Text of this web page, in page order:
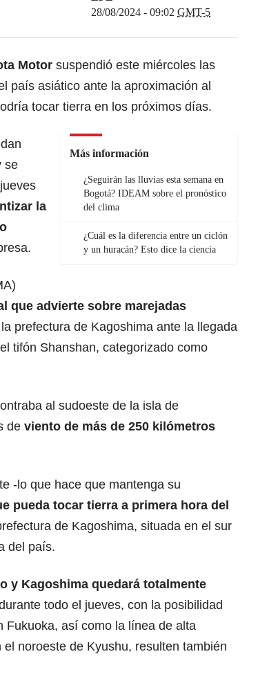
28/08/2024 - 09:02 GMT-5
Motor suspendió este miércoles las
país asiático ante la aproximación al
tocar tierra en los próximos días.
Más información
¿Seguirán las lluvias esta semana en
Bogotá? IDEAM sobre el pronóstico
del clima
¿Cuál es la diferencia entre un ciclón
y un huracán? Esto dice la ciencia
se
la
que advierte sobre marejadas
prefectura de Kagoshima ante la llegada
tifón Shanshan, categorizado como
al sudoeste de la isla de
de viento de más de 250 kilómetros
-lo que hace que mantenga su
pueda tocar tierra a primera hora del
de Kagoshima, situada en el sur
del país.
y Kagoshima quedará totalmente
todo el jueves, con la posibilidad
Fukuoka, así como la línea de alta
noroeste de Kyushu, resulten también